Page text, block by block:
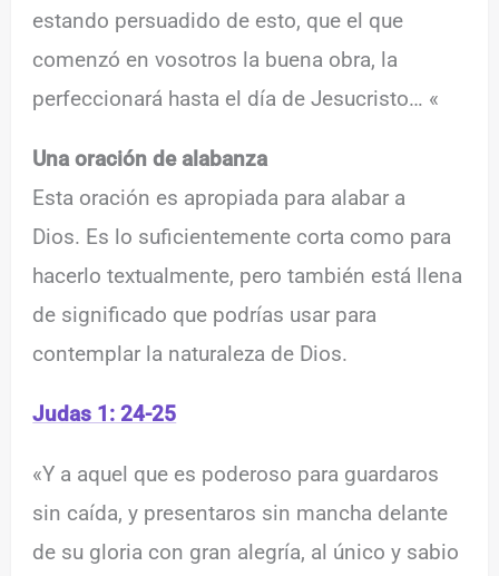
estando persuadido de esto, que el que
comenzó en vosotros la buena obra, la
perfeccionará hasta el día de Jesucristo… «
Una oración de alabanza
Esta oración es apropiada para alabar a
Dios. Es lo suficientemente corta como para
hacerlo textualmente, pero también está llena
de significado que podrías usar para
contemplar la naturaleza de Dios.
Judas 1: 24-25
«Y a aquel que es poderoso para guardaros
sin caída, y presentaros sin mancha delante
de su gloria con gran alegría, al único y sabio